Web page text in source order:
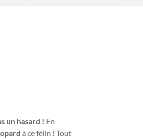
un hasard ! En
à ce félin ! Tout